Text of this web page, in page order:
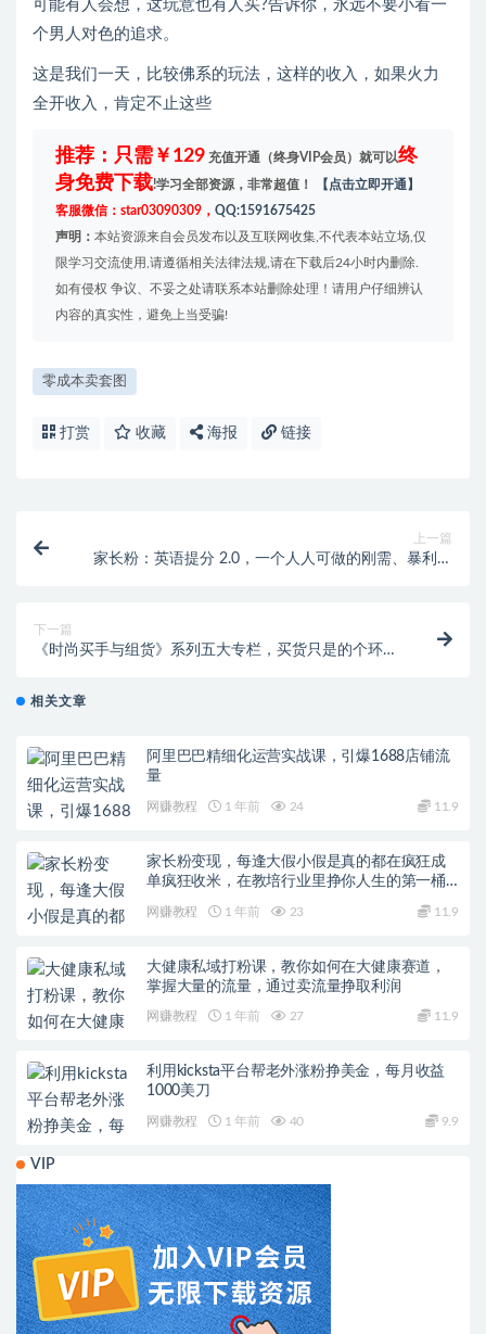
可能有人会想，这玩意也有人买?告诉你，永远不要小看一
个男人对色的追求。
这是我们一天，比较佛系的玩法，这样的收入，如果火力
全开收入，肯定不止这些
推荐：只需￥129 充值开通（终身VIP会员）就可以终
身免费下载!学习全部资源，非常超值！
【点击立即开通】
客服微信：star03090309， QQ:1591675425
声明： 本站资源来自会员发布以及互联网收集,不代表本站立场,仅
限学习交流使用,请遵循相关法律法规,请在下载后24小时内删除.
如有侵权 争议、不妥之处请联系本站删除处理！请用户仔细辨认
内容的真实性，避免上当受骗!
零成本卖套图
打赏 收藏 海报 链接
上一篇
家长粉：英语提分 2.0，一个人人可做的刚需、暴利、
下一篇
《时尚买手与组货》系列五大专栏，买货只是的‬个环
相关文章
阿里巴巴精细化运营实战课，引爆1688店铺流
量
网赚教程 1 年前 24 11.9
家长粉变现，每逢大假小假是真的都在疯狂成
单疯狂收米，在教培行业里挣你人生的第一桶
网赚教程 1 年前 23 11.9
大健康私域打粉课，​教你如何在大健康赛道，
掌握大量的流量，通过卖流量挣取利润
网赚教程 1 年前 27 11.9
利用kicksta平台帮老外涨粉挣美金，每月收益
1000美刀
网赚教程 1 年前 40 9.9
VIP